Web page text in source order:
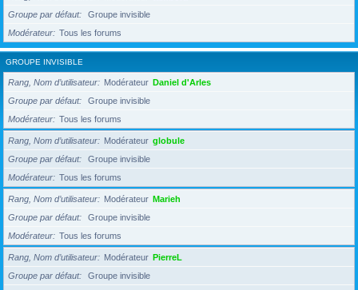
Groupe par défaut
Groupe invisible
Modérateur
Tous les forums
GROUPE INVISIBLE
Rang, Nom d’utilisateur Modérateur Daniel d'Arles
Groupe par défaut
Groupe invisible
Modérateur
Tous les forums
Rang, Nom d’utilisateur Modérateur globule
Groupe par défaut
Groupe invisible
Modérateur
Tous les forums
Rang, Nom d’utilisateur Modérateur Marieh
Groupe par défaut
Groupe invisible
Modérateur
Tous les forums
Rang, Nom d’utilisateur Modérateur PierreL
Groupe par défaut
Groupe invisible